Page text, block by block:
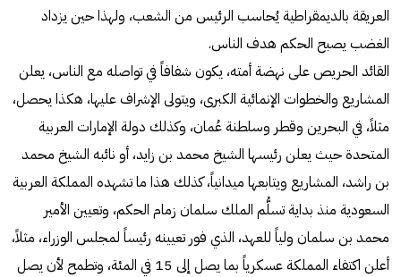
العريقة بالديمقراطية يُحاسب الرئيس من الشعب، ولهذا حين يزداد
الغضب يصبح الحكم هدف الناس.
القائد الحريص على نهضة أمته، يكون شفافاً في تواصله مع الناس، يعلن
المشاريع والخطوات الإنمائية الكبرى، ويتولى الإشراف عليها، هكذا يحصل،
مثلاً، في البحرين وقطر وسلطنة عُمان، وكذلك دولة الإمارات العربية
المتحدة حيث يعلن رئيسها الشيخ محمد بن زايد، أو نائبه الشيخ محمد
بن راشد، المشاريع ويتابعها ميدانياً، كذلك هذا ما تشهده المملكة العربية
السعودية منذ بداية تسلُّم الملك سلمان زمام الحكم، وتعيين الأمير
محمد بن سلمان ولياً للعهد، الذي فور تعيينه رئيساً لمجلس الوزراء، مثلاً،
أعلن اكتفاء المملكة عسكرياً بما يصل إلى 15 في المئة، وتطمح لأن يصل